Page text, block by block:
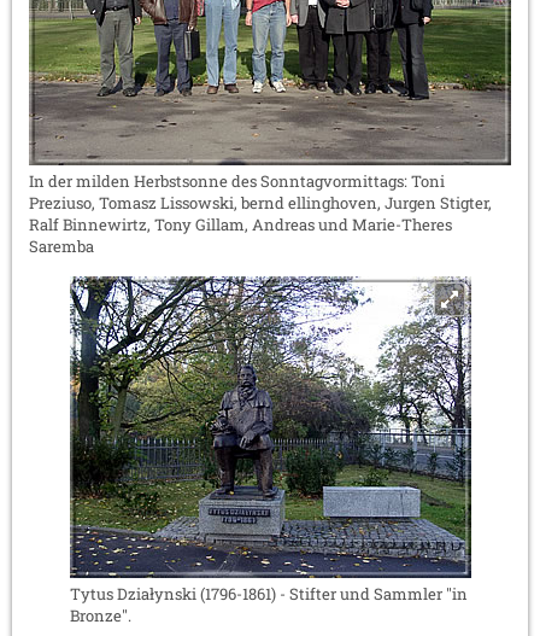
In der milden Herbstsonne des Sonntagvormittags: Toni
Preziuso, Tomasz Lissowski, bernd ellinghoven, Jurgen Stigter,
Ralf Binnewirtz, Tony Gillam, Andreas und Marie-Theres
Saremba
Tytus Działynski (1796-1861) - Stifter und Sammler "in
Bronze".